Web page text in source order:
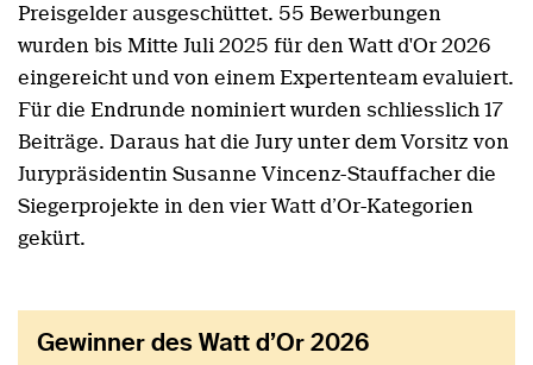
Preisgelder ausgeschüttet. 55 Bewerbungen
wurden bis Mitte Juli 2025 für den Watt d'Or 2026
eingereicht und von einem Expertenteam evaluiert.
Für die Endrunde nominiert wurden schliesslich 17
Beiträge. Daraus hat die Jury unter dem Vorsitz von
Jurypräsidentin Susanne Vincenz-Stauffacher die
Siegerprojekte in den vier Watt d’Or-Kategorien
gekürt.
Gewinner des Watt d’Or 2026